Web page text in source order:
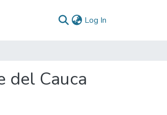
Log In
del Cauca